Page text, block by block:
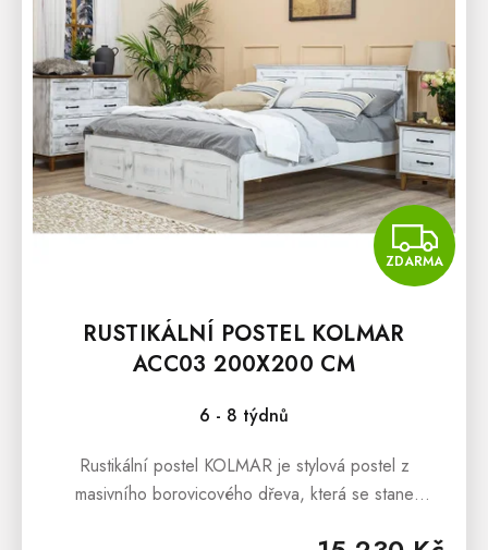
ZDARMA
RUSTIKÁLNÍ POSTEL KOLMAR
ACC03 200X200 CM
6 - 8 týdnů
Rustikální postel KOLMAR je stylová postel z
masivního borovicového dřeva, která se stane